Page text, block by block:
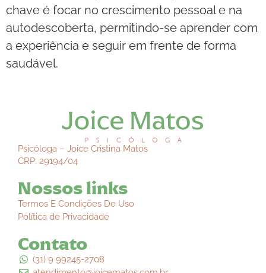
chave é focar no crescimento pessoal e na
autodescoberta, permitindo-se aprender com
a experiência e seguir em frente de forma
saudável.
Psicóloga – Joice Cristina Matos
CRP: 29194/04
Nossos links
Termos E Condições De Uso
Política de Privacidade
Contato
(31) 9 99245-2708